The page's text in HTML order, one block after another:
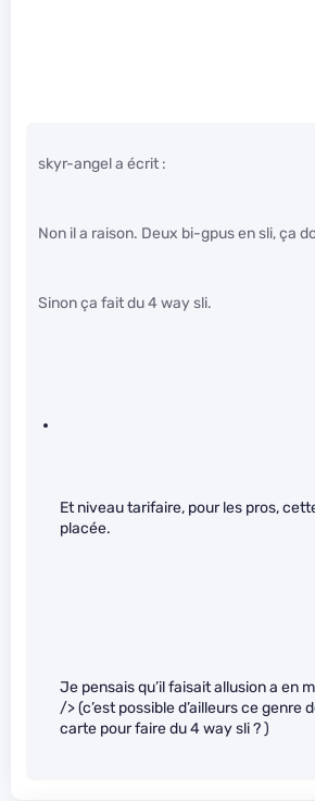
skyr-angel a écrit :
Non il a raison. Deux bi-gpus en sli, ça
Sinon ça fait du 4 way sli.
Et niveau tarifaire, pour les pros,
placée.
Je pensais qu’il faisait allusion a en
/> (c’est possible d’ailleurs ce genre
carte pour faire du 4 way sli ? )